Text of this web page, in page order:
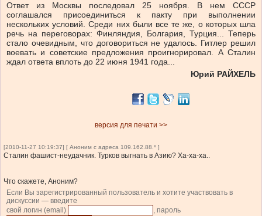
Ответ из Москвы последовал 25 ноября. В нем СССР
соглашался присоединиться к пакту при выполнении
нескольких условий. Среди них были все те же, о которых шла
речь на переговорах: Финляндия, Болгария, Турция... Теперь
стало очевидным, что договориться не удалось. Гитлер решил
воевать и советские предложения проигнорировал. А Сталин
ждал ответа вплоть до 22 июня 1941 года...
Юрий РАЙХЕЛЬ
версия для печати >>
[2010-11-27 10:19:37] [ Аноним с адреса 109.162.88.* ]
Сталин фашист-неудачник. Турков выгнать в Азию? Ха-ха-ха..
Что скажете, Аноним?
Если Вы зарегистрированный пользователь и хотите участвовать в
дискуссии — введите
свой логин (email)
, пароль